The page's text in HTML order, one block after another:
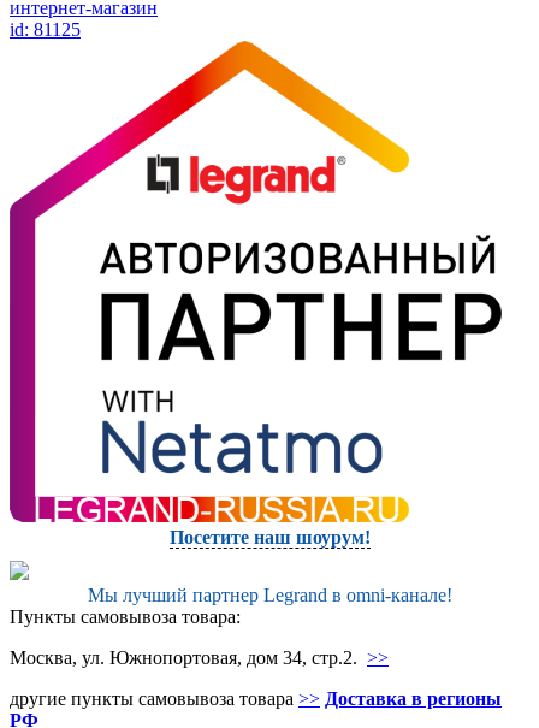
интернет-магазин
id: 81125
Посетите наш шоурум!
Мы лучший партнер Legrand в omni-канале!
Пункты самовывоза товара:
Москва, ул. Южнопортовая, дом 34, стр.2. >>
другие пункты самовывоза товара >> Доставка в регионы
РФ